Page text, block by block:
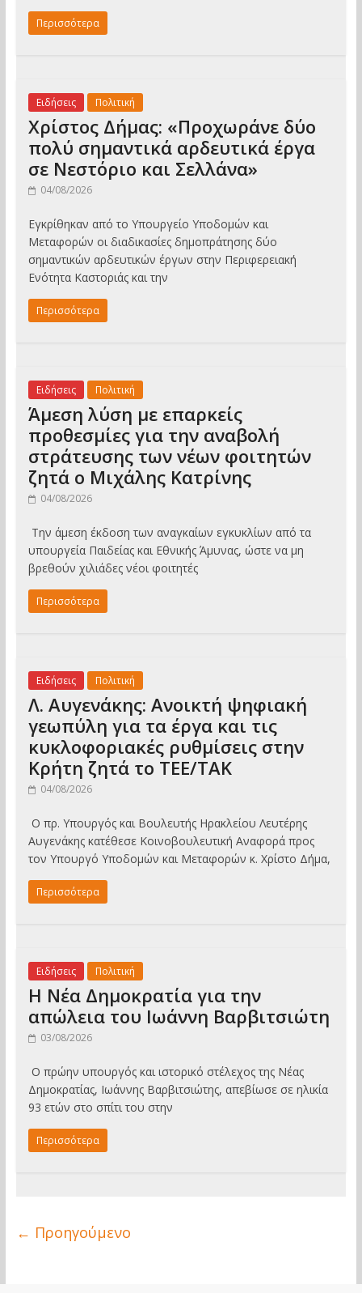
Περισσότερα
Ειδήσεις Πολιτική
Χρίστος Δήμας: «Προχωράνε δύο
πολύ σημαντικά αρδευτικά έργα
σε Νεστόριο και Σελλάνα»
04/08/2026
Εγκρίθηκαν από το Υπουργείο Υποδομών και
Μεταφορών οι διαδικασίες δημοπράτησης δύο
σημαντικών αρδευτικών έργων στην Περιφερειακή
Ενότητα Καστοριάς και την
Περισσότερα
Ειδήσεις Πολιτική
Άμεση λύση με επαρκείς
προθεσμίες για την αναβολή
στράτευσης των νέων φοιτητών
ζητά ο Μιχάλης Κατρίνης
04/08/2026
Την άμεση έκδοση των αναγκαίων εγκυκλίων από τα
υπουργεία Παιδείας και Εθνικής Άμυνας, ώστε να μη
βρεθούν χιλιάδες νέοι φοιτητές
Περισσότερα
Ειδήσεις Πολιτική
Λ. Αυγενάκης: Ανοικτή ψηφιακή
γεωπύλη για τα έργα και τις
κυκλοφοριακές ρυθμίσεις στην
Κρήτη ζητά το ΤΕΕ/ΤΑΚ
04/08/2026
Ο πρ. Υπουργός και Βουλευτής Ηρακλείου Λευτέρης
Αυγενάκης κατέθεσε Κοινοβουλευτική Αναφορά προς
τον Υπουργό Υποδομών και Μεταφορών κ. Χρίστο Δήμα,
Περισσότερα
Ειδήσεις Πολιτική
Η Νέα Δημοκρατία για την
απώλεια του Ιωάννη Βαρβιτσιώτη
03/08/2026
Ο πρώην υπουργός και ιστορικό στέλεχος της Νέας
Δημοκρατίας, Ιωάννης Βαρβιτσιώτης, απεβίωσε σε ηλικία
93 ετών στο σπίτι του στην
Περισσότερα
← Προηγούμενο